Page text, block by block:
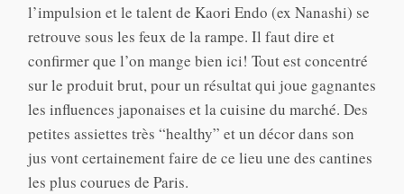
l’impulsion et le talent de Kaori Endo (ex Nanashi) se
retrouve sous les feux de la rampe. Il faut dire et
confirmer que l’on mange bien ici! Tout est concentré
sur le produit brut, pour un résultat qui joue gagnantes
les influences japonaises et la cuisine du marché. Des
petites assiettes très “healthy” et un décor dans son
jus vont certainement faire de ce lieu une des cantines
les plus courues de Paris.